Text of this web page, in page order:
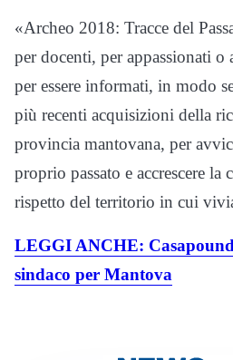
«Archeo 2018: Tracce del
per docenti, per appassionati o
per essere informati, in modo
più recenti acquisizioni della
provincia mantovana, per
proprio passato e accrescere la
rispetto del territorio in cui
LEGGI ANCHE:
sindaco per Mantova